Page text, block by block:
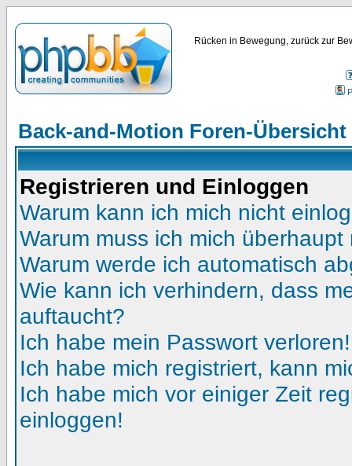
Rücken in Bewegung, zurück zur
Back-and-Motion Foren-Übersicht
Registrieren und Einloggen
Warum kann ich mich nicht
Warum muss ich mich überhaupt
Warum werde ich automatisch
Wie kann ich verhindern, dass
auftaucht?
Ich habe mein Passwort verloren!
Ich habe mich registriert, kann
Ich habe mich vor einiger Zeit
einloggen!